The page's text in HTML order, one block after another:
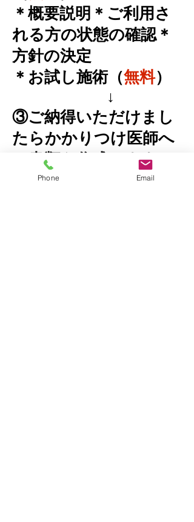
＊概要説明＊ご利用さ
れる方の状態の確認＊
方針の決定
＊お試し施術（無料）
↓
③ご納得いただけまし
たらかかりつけ医師へ
の書類を作成します。
（ご同意依頼書、報告
Phone Email